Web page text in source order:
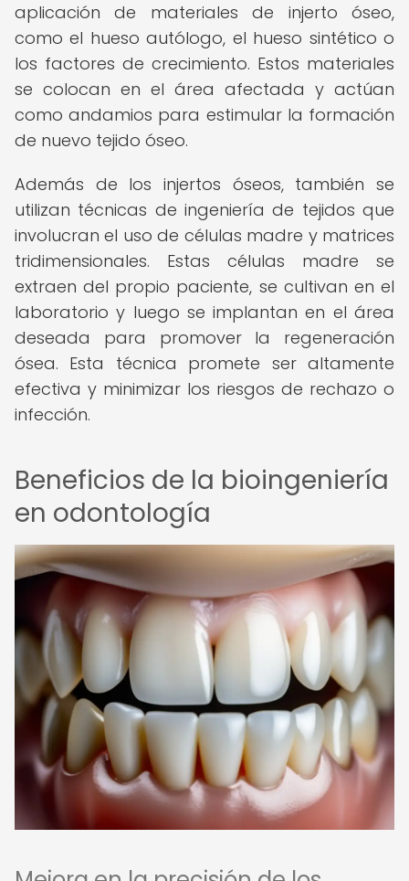
aplicación de materiales de injerto óseo,
como el hueso autólogo, el hueso sintético o
los factores de crecimiento. Estos materiales
se colocan en el área afectada y actúan
como andamios para estimular la formación
de nuevo tejido óseo.
Además de los injertos óseos, también se
utilizan técnicas de ingeniería de tejidos que
involucran el uso de células madre y matrices
tridimensionales. Estas células madre se
extraen del propio paciente, se cultivan en el
laboratorio y luego se implantan en el área
deseada para promover la regeneración
ósea. Esta técnica promete ser altamente
efectiva y minimizar los riesgos de rechazo o
infección.
Beneficios de la bioingeniería
en odontología